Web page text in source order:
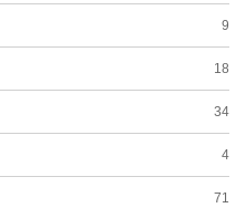
9
18
34
4
71